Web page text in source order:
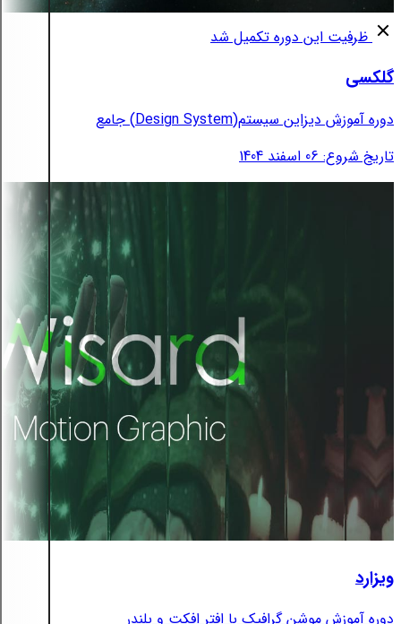
ظرفیت این دوره تکمیل شد
گلکسی
دوره آموزش دیزاین سیستم(Design System) جامع
تاریخ شروع: 06 اسفند 1404
ویزارد
دوره آموزش موشن گرافیک با افتر افکت و بلندر